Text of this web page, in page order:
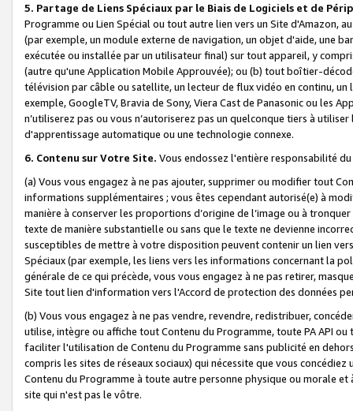
5. Partage de Liens Spéciaux par le Biais de Logiciels et de
Programme ou Lien Spécial ou tout autre lien vers un Site d'Amazon,
(par exemple, un module externe de navigation, un objet d'aide, une
exécutée ou installée par un utilisateur final) sur tout appareil, y
(autre qu'une Application Mobile Approuvée); ou (b) tout boîtier-
télévision par câble ou satellite, un lecteur de flux vidéo en continu,
exemple, GoogleTV, Bravia de Sony, Viera Cast de Panasonic ou les
n’utiliserez pas ou vous n’autoriserez pas un quelconque tiers à
d'apprentissage automatique ou une technologie connexe.
6. Contenu sur Votre Site. Vous endossez l'entière responsabilité
(a) Vous vous engagez à ne pas ajouter, supprimer ou modifier tout
informations supplémentaires ; vous êtes cependant autorisé(e) à
manière à conserver les proportions d’origine de l’image ou à
texte de manière substantielle ou sans que le texte ne devienne
susceptibles de mettre à votre disposition peuvent contenir un lien
Spéciaux (par exemple, les liens vers les informations concernant la
générale de ce qui précède, vous vous engagez à ne pas retirer,
Site tout lien d'information vers l'Accord de protection des données
(b) Vous vous engagez à ne pas vendre, revendre, redistribuer,
utilise, intègre ou affiche tout Contenu du Programme, toute PA API
faciliter l'utilisation de Contenu du Programme sans publicité en
compris les sites de réseaux sociaux) qui nécessite que vous
Contenu du Programme à toute autre personne physique ou morale
site qui n'est pas le vôtre.